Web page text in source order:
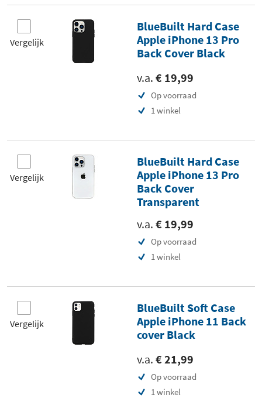
Vergelijk
BlueBuilt Hard Case
Apple iPhone 13 Pro
Back Cover Black
v.a. € 19,99
Op voorraad
1 winkel
Vergelijk
BlueBuilt Hard Case
Apple iPhone 13 Pro
Back Cover
Transparent
v.a. € 19,99
Op voorraad
1 winkel
Vergelijk
BlueBuilt Soft Case
Apple iPhone 11 Back
cover Black
v.a. € 21,99
Op voorraad
1 winkel